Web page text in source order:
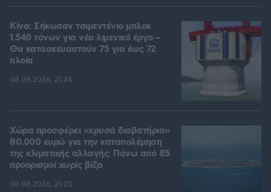
Κίνα: Σήκωσαν τσιμεντένιο μπλοκ
1.540 τόνων για νέο λιμενικό έργο –
Θα κατασκευαστούν 75 για έως 72
πλοία
08.08.2026, 21:24
Χώρα προσφέρει «χρυσά διαβατήρια»
80.000 ευρώ για την καταπολέμηση
της κλιματικής αλλαγής: Πάνω από 85
προορισμοί χωρίς βίζα
08.08.2026, 21:23